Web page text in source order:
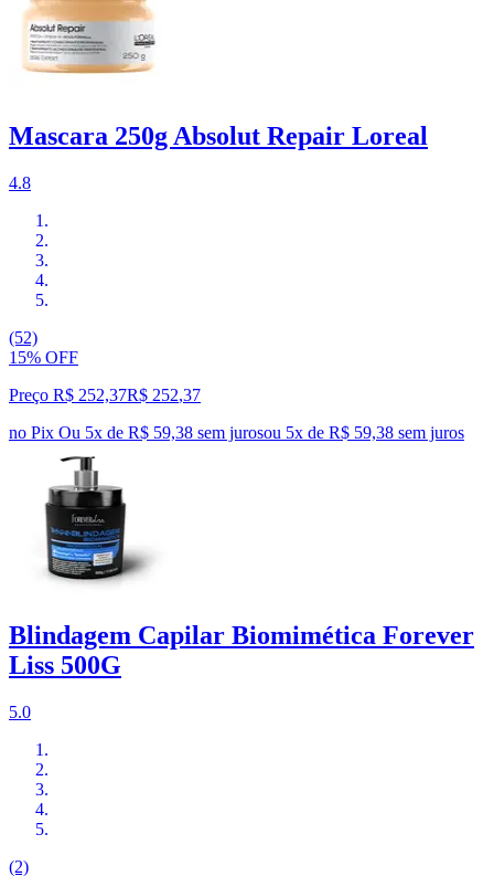
Mascara 250g Absolut Repair Loreal
4.8
(52)
15% OFF
Preço R$ 252,37R$ 252,37
no Pix Ou 5x de R$ 59,38 sem jurosou 5x de R$ 59,38 sem juros
Blindagem Capilar Biomimética Forever
Liss 500G
5.0
(2)